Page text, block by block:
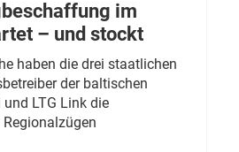
im
– und stockt
haben die drei staatlichen
der baltischen
und LTG Link die